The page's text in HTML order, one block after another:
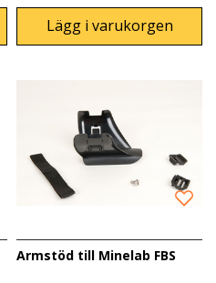
Lägg i varukorgen
Armstöd till Minelab FBS